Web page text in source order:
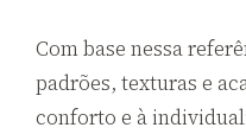
Com base nessa
padrões, texturas e
conforto e à